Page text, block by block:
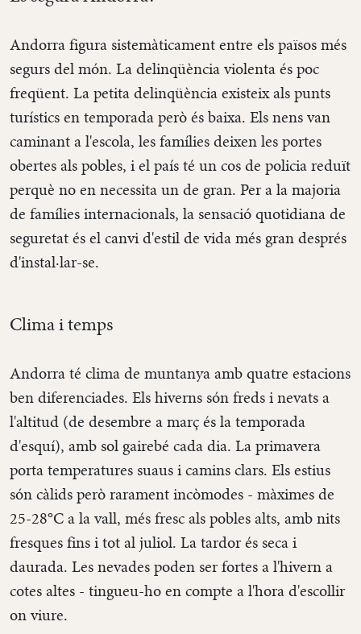
Andorra figura sistemàticament entre els països més
segurs del món. La delinqüència violenta és poc
freqüent. La petita delinqüència existeix als punts
turístics en temporada però és baixa. Els nens van
caminant a l'escola, les famílies deixen les portes
obertes als pobles, i el país té un cos de policia reduït
perquè no en necessita un de gran. Per a la majoria
de famílies internacionals, la sensació quotidiana de
seguretat és el canvi d'estil de vida més gran després
d'instal·lar-se.
Clima i temps
Andorra té clima de muntanya amb quatre estacions
ben diferenciades. Els hiverns són freds i nevats a
l'altitud (de desembre a març és la temporada
d'esquí), amb sol gairebé cada dia. La primavera
porta temperatures suaus i camins clars. Els estius
són càlids però rarament incòmodes - màximes de
25-28°C a la vall, més fresc als pobles alts, amb nits
fresques fins i tot al juliol. La tardor és seca i
daurada. Les nevades poden ser fortes a l'hivern a
cotes altes - tingueu-ho en compte a l'hora d'escollir
on viure.